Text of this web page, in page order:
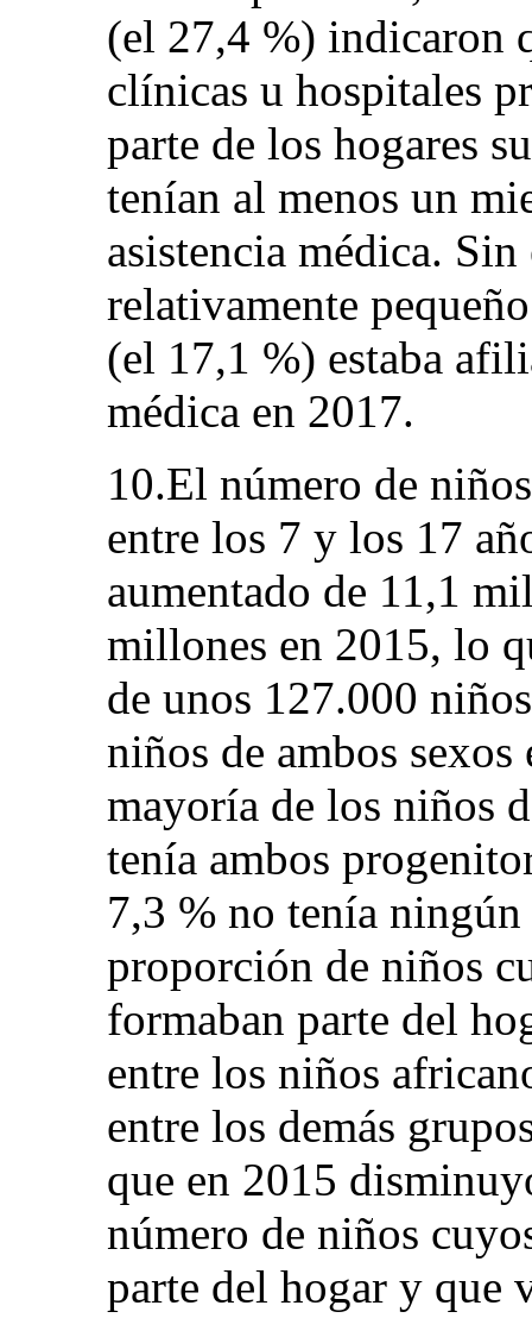
(el 27,4 %) indicaron
clínicas u hospitales
parte de los hogares
tenían al menos un
asistencia médica.
relativamente
(el 17,1 %) estaba
médica en 2017.
10.El número de
entre los 7 y los 17
aumentado de 11,1
millones en 2015, lo
de unos 127.000
niños de ambos
mayoría de los niños
tenía ambos
7,3 % no tenía
proporción de niños
formaban parte del
entre los niños
entre los demás
que en 2015
número de niños
parte del hogar y que